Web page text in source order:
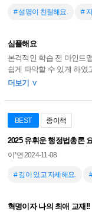
# 설명이 친절해요. #
심플해요
본격적인 학습 전 마인드
쉽게 파악할 수 있게 하였
가하여 혼자서도 쉽게 학
처리하여 학습효과를 극
다양한 학습 콘텐츠로 구
용을 점검할 수 있도록 편
▶ 소방학개론 전략은 디
더보기 ∨
BEST 종이책
2025 유휘운 행정법총론
# 깊이 있고 자세해요.
이*연 2024-11-08
혁명이자 나의 최애 교재!!